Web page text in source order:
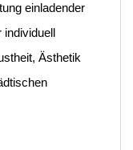
einladender
individuell
Ästhetik